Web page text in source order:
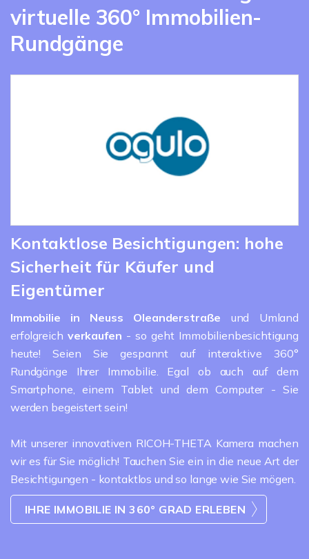
virtuelle 360° Immobilien-
Rundgänge
Kontaktlose Besichtigungen: hohe
Sicherheit für Käufer und
Eigentümer
Immobilie in Neuss Oleanderstraße und Umland
erfolgreich verkaufen - so geht Immobilienbesichtigung
heute! Seien Sie gespannt auf interaktive 360°
Rundgänge Ihrer Immobilie. Egal ob auch auf dem
Smartphone, einem Tablet und dem Computer - Sie
werden begeistert sein!
Mit unserer innovativen RICOH-THETA Kamera machen
wir es für Sie möglich! Tauchen Sie ein in die neue Art der
Besichtigungen - kontaktlos und so lange wie Sie mögen.
IHRE IMMOBILIE IN 360° GRAD ERLEBEN